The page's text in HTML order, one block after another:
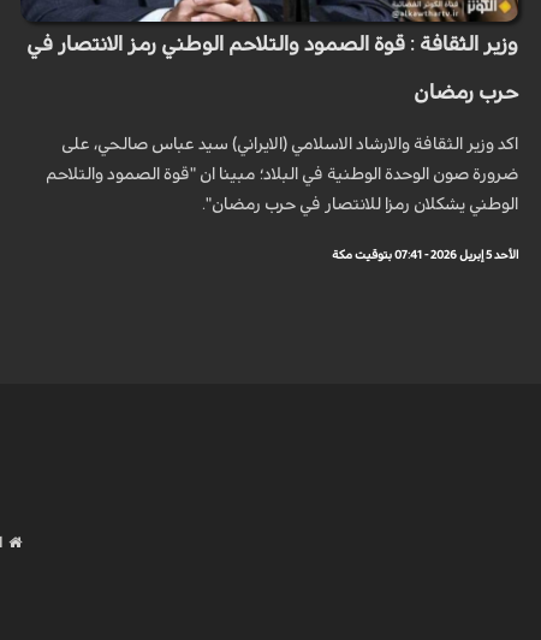
وزير الثقافة : قوة الصمود والتلاحم الوطني رمز الانتصار في
حرب رمضان
اكد وزير الثقافة والارشاد الاسلامي (الايراني) سيد عباس صالحي، على
ضرورة صون الوحدة الوطنية في البلاد؛ مبينا ان "قوة الصمود والتلاحم
الوطني يشكلان رمزا للانتصار في حرب رمضان".
الأحد 5 إبريل 2026 - 07:41 بتوقيت مكة